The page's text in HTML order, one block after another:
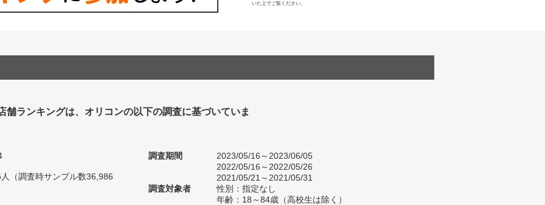
いた上でご覧ください。
舗ランキングは、オリコンの以下の調査に基づいていま
（調査時サンプル数36,986
調査期間
2023/05/16～2023/06/05
2022/05/16～2022/05/26
2021/05/21～2021/05/31
調査対象者
性別：指定なし
年齢：18～84歳（高校生は除く）